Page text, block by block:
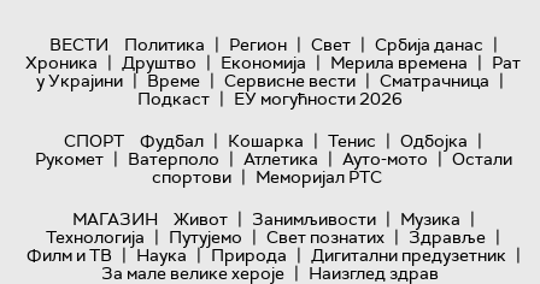
ВЕСТИ Политика | Регион | Свет | Србија данас |
Хроника | Друштво | Економија | Мерила времена | Рат
у Украјини | Време | Сервисне вести | Сматрачница |
Подкаст | ЕУ могућности 2026
СПОРТ
Фудбал | Кошарка | Тенис | Одбојка |
Рукомет | Ватерполо | Атлетика | Ауто-мото | Остали
спортови | Меморијал РТС
МАГАЗИН
Живот | Занимљивости | Музика |
Технологијa | Путујемо | Свет познатих | Здравље |
Филм и ТВ | Наука | Природа | Дигитални предузетник |
За мале велике хероје | Наизглед здрав